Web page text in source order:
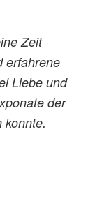
Zeit
erfahrene
Liebe und
der
konnte.